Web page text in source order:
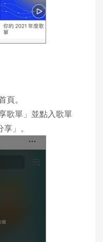
。
歌單」並點入歌單
」。